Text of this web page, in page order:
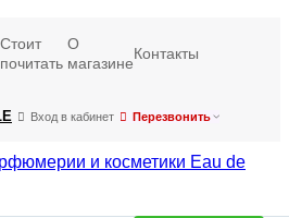
Стоит
почитать
О
магазине
Контакты
Вход в кабинет Перезвонить